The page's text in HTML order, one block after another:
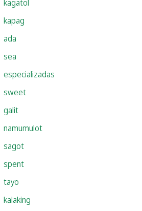
kagatol
kapag
ada
sea
especializadas
sweet
galit
namumulot
sagot
spent
tayo
kalaking